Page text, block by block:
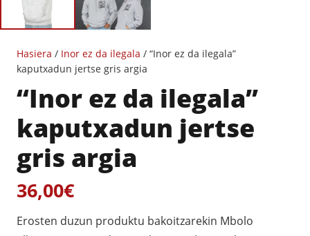
Hasiera / Inor ez da ilegala / “Inor ez da ilegala”
kaputxadun jertse gris argia
“Inor ez da ilegala”
kaputxadun jertse
gris argia
36,00€
Erosten duzun produktu bakoitzarekin Mbolo